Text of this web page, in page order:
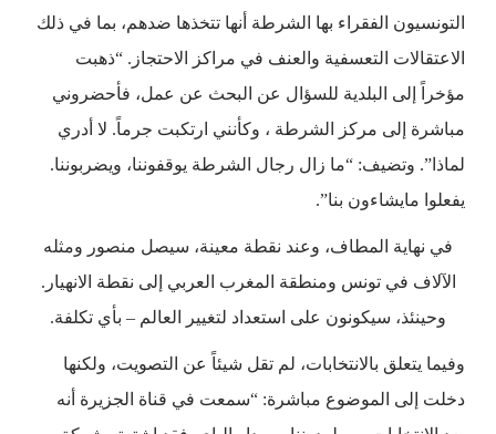
التونسيون الفقراء بها الشرطة أنها تتخذها ضدهم، بما في ذلك
الاعتقالات التعسفية والعنف في مراكز الاحتجاز. “ذهبت
مؤخراً إلى البلدية للسؤال عن البحث عن عمل، فأحضروني
مباشرة إلى مركز الشرطة ، وكأنني ارتكبت جرماً. لا أدري
لماذا”. وتضيف: “ما زال رجال الشرطة يوقفوننا، ويضربوننا.
يفعلوا مايشاءون بنا”.
في نهاية المطاف، وعند نقطة معينة، سيصل منصور ومثله
الآلاف في تونس ومنطقة المغرب العربي إلى نقطة الانهيار.
وحينئذ، سيكونون على استعداد لتغيير العالم – بأي تكلفة.
وفيما يتعلق بالانتخابات، لم تقل شيئاً عن التصويت، ولكنها
دخلت إلى الموضوع مباشرة: “سمعت في قناة الجزيرة أنه